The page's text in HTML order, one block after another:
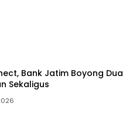
Bank Jatim Boyong Dua
Sekaligus